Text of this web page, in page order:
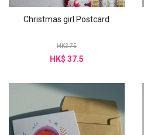
Christmas girl Postcard
HK$ 75
HK$ 37.5